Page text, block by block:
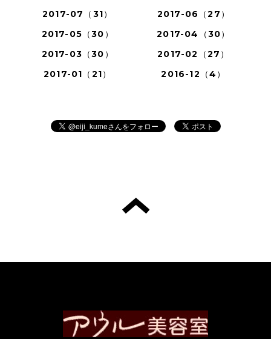
2017-07（31）
2017-06（27）
2017-05（30）
2017-04（30）
2017-03（30）
2017-02（27）
2017-01（21）
2016-12（4）